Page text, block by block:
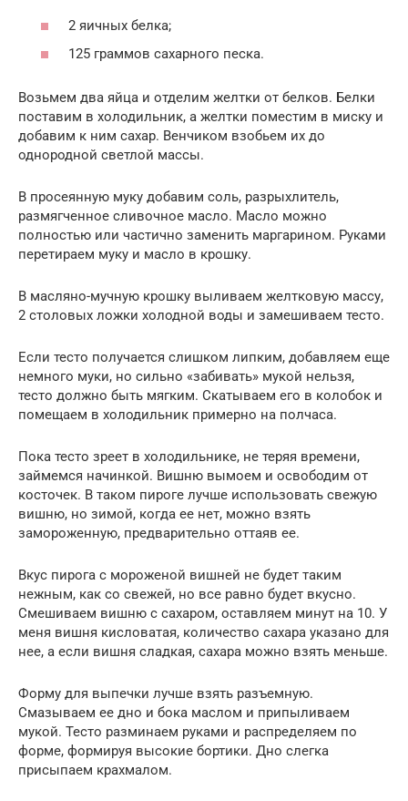
2 яичных белка;
125 граммов сахарного песка.
Возьмем два яйца и отделим желтки от белков. Белки
поставим в холодильник, а желтки поместим в миску и
добавим к ним сахар. Венчиком взобьем их до
однородной светлой массы.
В просеянную муку добавим соль, разрыхлитель,
размягченное сливочное масло. Масло можно
полностью или частично заменить маргарином. Руками
перетираем муку и масло в крошку.
В масляно-мучную крошку выливаем желтковую массу,
2 столовых ложки холодной воды и замешиваем тесто.
Если тесто получается слишком липким, добавляем еще
немного муки, но сильно «забивать» мукой нельзя,
тесто должно быть мягким. Скатываем его в колобок и
помещаем в холодильник примерно на полчаса.
Пока тесто зреет в холодильнике, не теряя времени,
займемся начинкой. Вишню вымоем и освободим от
косточек. В таком пироге лучше использовать свежую
вишню, но зимой, когда ее нет, можно взять
замороженную, предварительно оттаяв ее.
Вкус пирога с мороженой вишней не будет таким
нежным, как со свежей, но все равно будет вкусно.
Смешиваем вишню с сахаром, оставляем минут на 10. У
меня вишня кисловатая, количество сахара указано для
нее, а если вишня сладкая, сахара можно взять меньше.
Форму для выпечки лучше взять разъемную.
Смазываем ее дно и бока маслом и припыливаем
мукой. Тесто разминаем руками и распределяем по
форме, формируя высокие бортики. Дно слегка
присыпаем крахмалом.